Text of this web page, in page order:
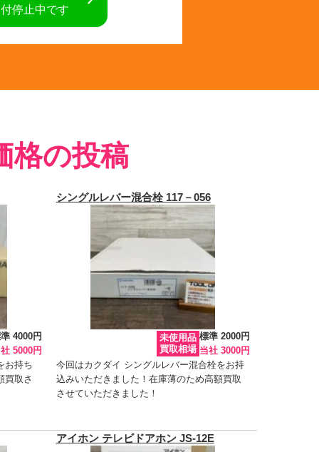
停止中です
格の投稿
4000円
5000円
お持ち
買取さ
シングルレバー混合栓 117－056
未使用品
買取相場
標準 2000円
当社 3000円
今回はカクダイ シングルレバー混合栓をお持
込みいただきました！在庫薄のため高額買取
させていただきました！
アイホン テレビドアホン JS-12E